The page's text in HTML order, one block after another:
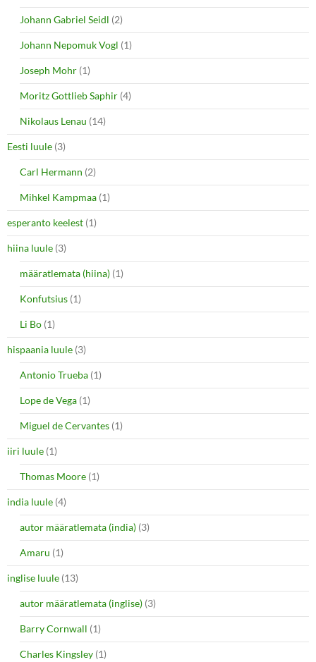
Johann Gabriel Seidl (2)
Johann Nepomuk Vogl (1)
Joseph Mohr (1)
Moritz Gottlieb Saphir (4)
Nikolaus Lenau (14)
Eesti luule (3)
Carl Hermann (2)
Mihkel Kampmaa (1)
esperanto keelest (1)
hiina luule (3)
määratlemata (hiina) (1)
Konfutsius (1)
Li Bo (1)
hispaania luule (3)
Antonio Trueba (1)
Lope de Vega (1)
Miguel de Cervantes (1)
iiri luule (1)
Thomas Moore (1)
india luule (4)
autor määratlemata (india) (3)
Amaru (1)
inglise luule (13)
autor määratlemata (inglise) (3)
Barry Cornwall (1)
Charles Kingsley (1)